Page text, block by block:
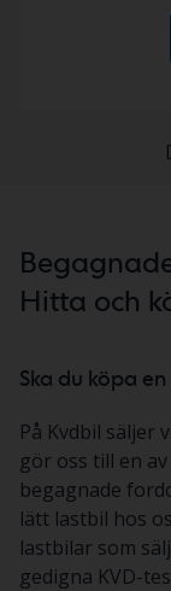
Hitta och
Ska du köpa
På Kvdbil säljer
gör oss till en
begagnade
lätt lastbil hos
lastbilar som
gedigna KVD-